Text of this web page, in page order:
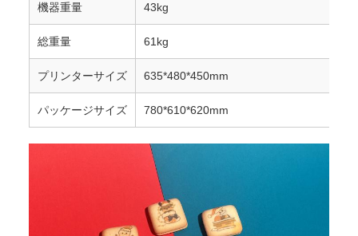
機器重量 43kg
総重量 61kg
プリンターサイズ 635*480*450mm
パッケージサイズ 780*610*620mm